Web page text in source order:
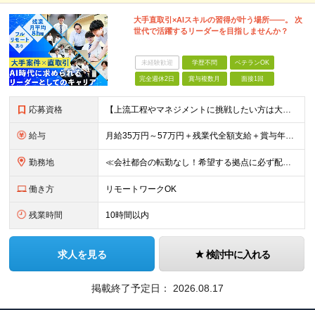
大手直取引×AIスキルの習得が叶う場所――。 次
世代で活躍するリーダーを目指しませんか？
未経験歓迎 学歴不問 ベテランOK
完全週休2日 賞与複数月 面接1回
応募資格 【上流工程やマネジメントに挑戦したい方は大歓迎です！】 ★インフラエンジニアとしての実務経験をお持ちの方 ★上記に加え、下記いずれかに該当する方 ・チームのリーダー／サブリーダーの経験をお持ちの方 ・
給与 月給35万円～57万円＋残業代全額支給＋賞与年3.45ヵ月(リーダー経験者) 月給32万円～43万円＋残業代全額支給＋賞与年3.45ヵ月(実務経験者) 入社時想定年収： 490万円～798万円(リー
勤務地 ≪会社都合の転勤なし！希望する拠点に必ず配属します。新潟Uターン・Iターン大歓迎！≫ 首都圏(東京、神奈川、千葉、埼玉)または新潟市、長岡市周辺のお客様先または各拠点での勤務となります。 ■東京支社
働き方 リモートワークOK
残業時間 10時間以内
求人を見る 検討中に入れる
掲載終了予定日： 2026.08.17